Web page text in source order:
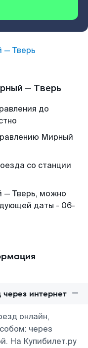
— Тверь
— Тверь
до
Мирный
со станции
— Тверь, можно
даты - 06-
интернет
онлайн,
через
На Купибилет.ру